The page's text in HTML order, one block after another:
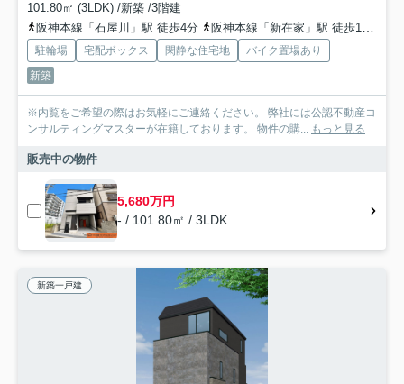
101.80㎡ (3LDK) /新築 /3階建
阪神本線「石屋川」駅 徒歩4分
阪神本線「新在家」駅 徒歩11分
駐輪場 宅配ボックス 閑静な住宅地
バイク置場あり
新築
※内覧をご希望の際はお気軽にご連絡ください。 弊社には公認不動産コ
ンサルティングマスターが在籍しております。 物件の購... もっと見る
販売中の物件
5,680万円
- / 101.80㎡ / 3LDK
新築一戸建